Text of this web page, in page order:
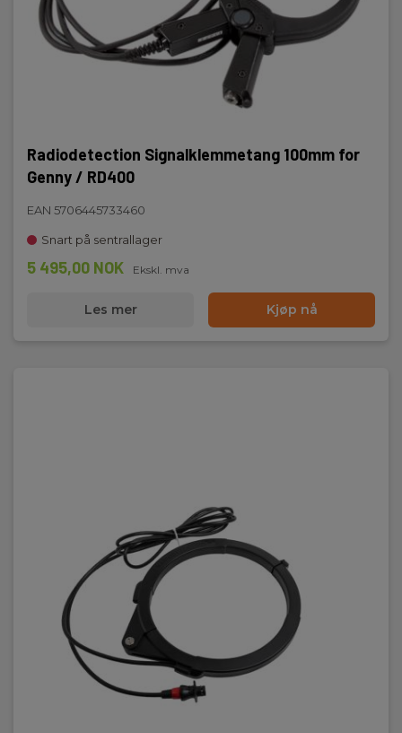
Radiodetection Signalklemmetang 100mm for
Genny / RD400
EAN 5706445733460
Snart på sentrallager
5 495,00 NOK Ekskl. mva
Les mer Kjøp nå